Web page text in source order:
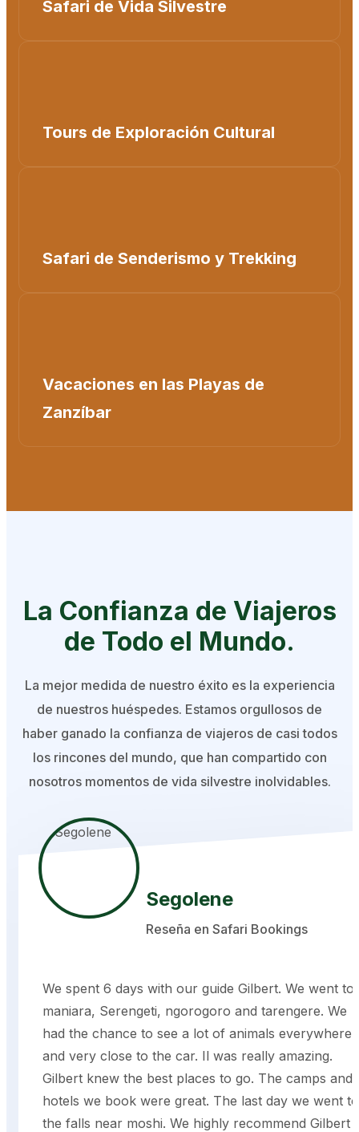
Safari de Vida Silvestre
Tours de Exploración Cultural
Safari de Senderismo y Trekking
Vacaciones en las Playas de
Zanzíbar
La Confianza de Viajeros
de Todo el Mundo.
La mejor medida de nuestro éxito es la experiencia
de nuestros huéspedes. Estamos orgullosos de
haber ganado la confianza de viajeros de casi todos
los rincones del mundo, que han compartido con
nosotros momentos de vida silvestre inolvidables.
Segolene
Reseña en Safari Bookings
We spent 6 days with our guide Gilbert. We went to
maniara, Serengeti, ngorogoro and tarengere. We
had the chance to see a lot of animals everywhere
and very close to the car. Il was really amazing.
Gilbert knew the best places to go. The camps and
hotels we book were great. The last day we went to
the falls near moshi. We highly recommend Gilbert